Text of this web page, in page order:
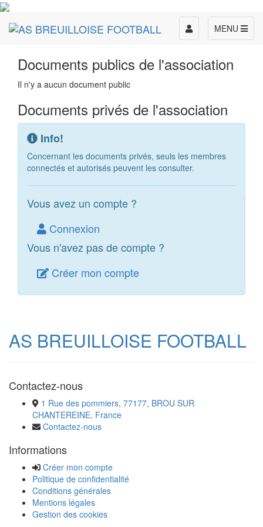
MENU
Toggle
navigation
Documents publics de l'association
Il n'y a aucun document public
Documents privés de l'association
Info!
Concernant les documents privés, seuls les membres
connectés et autorisés peuvent les consulter.
Vous avez un compte ?
Connexion
Vous n'avez pas de compte ?
Créer mon compte
AS BREUILLOISE FOOTBALL
Contactez-nous
1 Rue des pommiers, 77177, BROU SUR
CHANTEREINE, France
Contactez-nous
Informations
Créer mon compte
Politique de confidentialité
Conditions générales
Mentions légales
Gestion des cookies